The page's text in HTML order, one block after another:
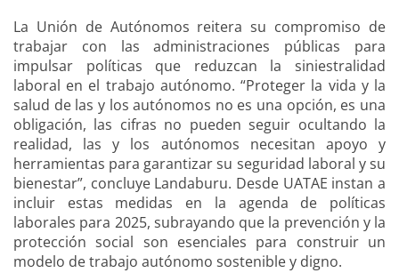
La Unión de Autónomos reitera su compromiso de
trabajar con las administraciones públicas para
impulsar políticas que reduzcan la siniestralidad
laboral en el trabajo autónomo. “Proteger la vida y la
salud de las y los autónomos no es una opción, es una
obligación, las cifras no pueden seguir ocultando la
realidad, las y los autónomos necesitan apoyo y
herramientas para garantizar su seguridad laboral y su
bienestar”, concluye Landaburu. Desde UATAE instan a
incluir estas medidas en la agenda de políticas
laborales para 2025, subrayando que la prevención y la
protección social son esenciales para construir un
modelo de trabajo autónomo sostenible y digno.